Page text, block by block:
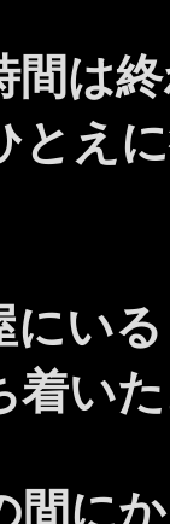
は
とえ
い
着い
に